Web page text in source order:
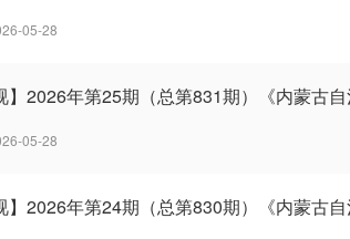
05-28
】2026年第25期（总第831期）《内蒙古
05-28
】2026年第24期（总第830期）《内蒙古